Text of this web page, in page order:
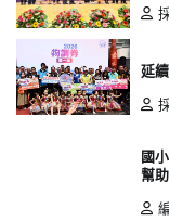
延
國
幫